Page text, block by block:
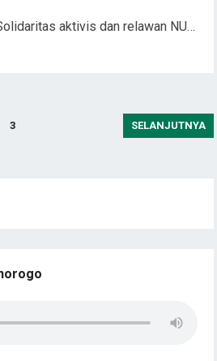
aktivis dan relawan NU…
3 SELANJUTNYA